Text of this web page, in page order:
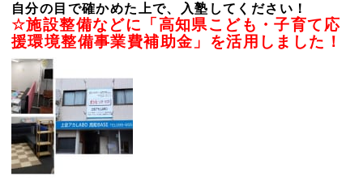
自分の目で確かめた上で、入塾してください！
☆施設整備などに「高知県こども・子育て応
援環境整備事業費補助金」を活用しました！